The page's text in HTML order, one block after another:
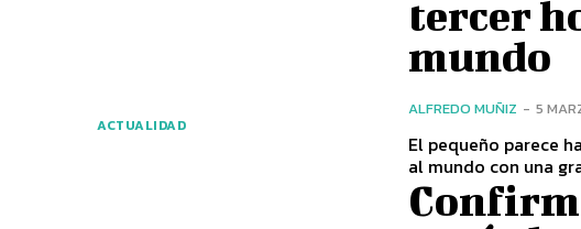
ACTUALIDAD
tercer
mundo
ALFREDO MUÑIZ - 5
El pequeño parece
al mundo con una